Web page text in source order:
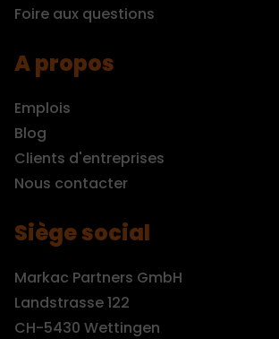
Foire aux questions
A propos
Emplois
Blog
Clients d'entreprises
Nous contacter
Siège social
Markac Partners GmbH
Landstrasse 122
CH-5430 Wettingen